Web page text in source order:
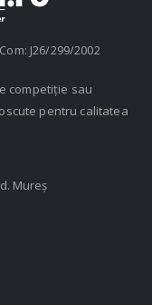
J26/299/2002
competiție sau
pentru calitatea
Mureș